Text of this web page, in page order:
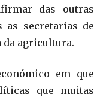
das outras
as secretarias de
da agricultura.
em que
que muitas